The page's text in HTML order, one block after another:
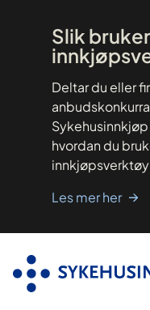
Slik
Deltar du eller
Sykehusinnkjøp
hvordan du
innkjøpsverktøy
Les mer her